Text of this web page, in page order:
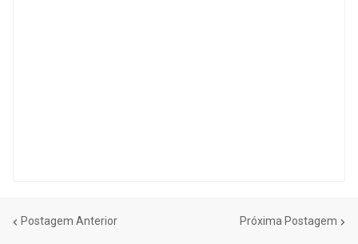
Postagem Anterior Próxima Postagem